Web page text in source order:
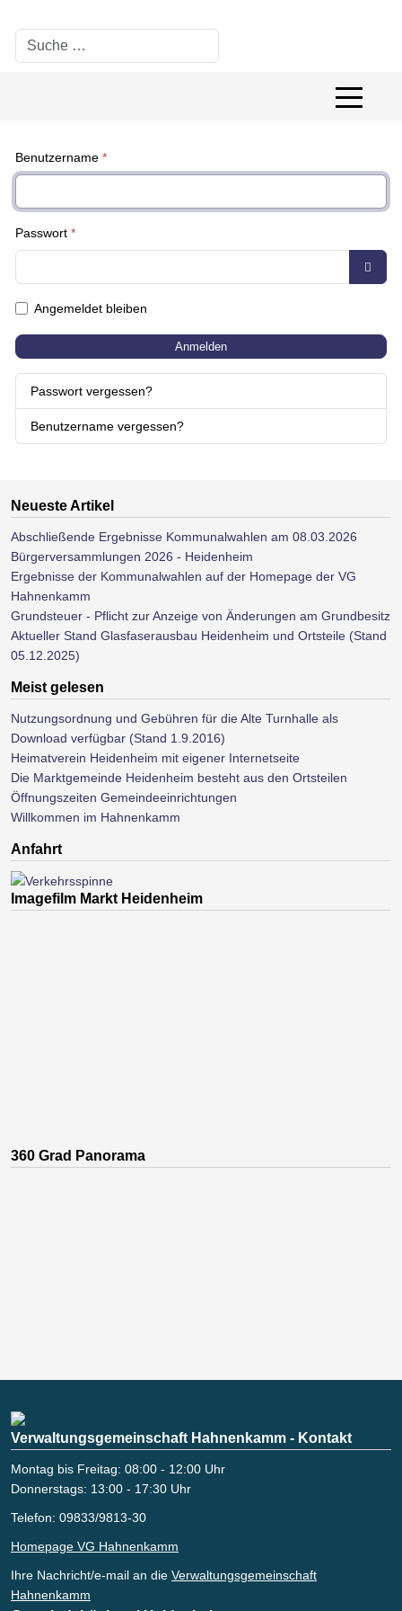
Suchen
Off-
Benutzername *
Passwort *
Angemeldet bleiben
Anmelden
Passwort vergessen?
Benutzername vergessen?
Neueste Artikel
Abschließende Ergebnisse Kommunalwahlen am 08.03.2026
Bürgerversammlungen 2026 - Heidenheim
Ergebnisse der Kommunalwahlen auf der Homepage der VG
Hahnenkamm
Grundsteuer - Pflicht zur Anzeige von Änderungen am Grundbesitz
Aktueller Stand Glasfaserausbau Heidenheim und Ortsteile (Stand
05.12.2025)
Meist gelesen
Nutzungsordnung und Gebühren für die Alte Turnhalle als
Download verfügbar (Stand 1.9.2016)
Heimatverein Heidenheim mit eigener Internetseite
Die Marktgemeinde Heidenheim besteht aus den Ortsteilen
Öffnungszeiten Gemeindeeinrichtungen
Willkommen im Hahnenkamm
Anfahrt
Imagefilm Markt Heidenheim
360 Grad Panorama
Verwaltungsgemeinschaft Hahnenkamm - Kontakt
Montag bis Freitag: 08:00 - 12:00 Uhr
Donnerstags: 13:00 - 17:30 Uhr
Telefon: 09833/9813-30
Homepage VG Hahnenkamm
Ihre Nachricht/e-mail an die Verwaltungsgemeinschaft
Hahnenkamm